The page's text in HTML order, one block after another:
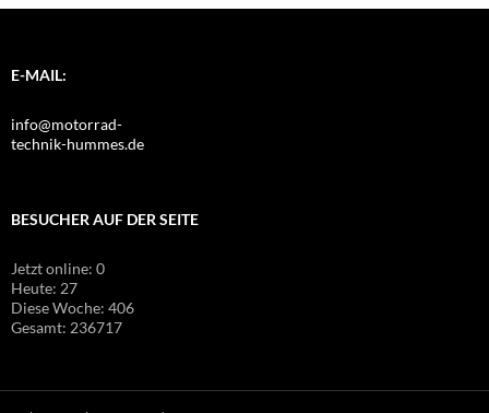
E-MAIL:
info@motorrad-
technik-hummes.de
BESUCHER AUF DER SEITE
Jetzt online: 0
Heute: 27
Diese Woche: 406
Gesamt: 236717